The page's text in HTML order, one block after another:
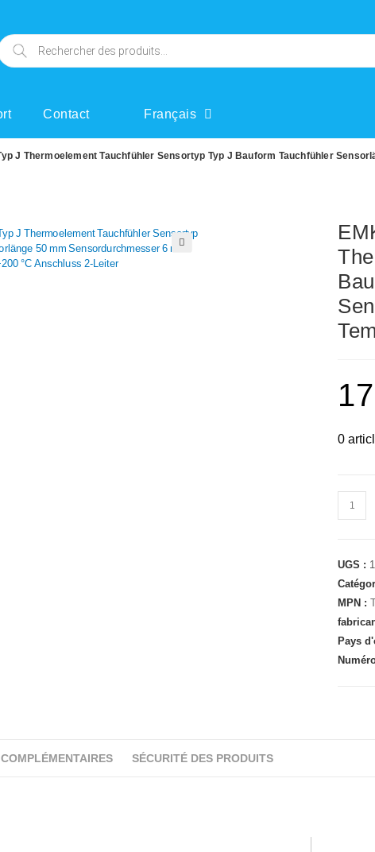
Contact Français
J Thermoelement Tauchfühler Sensortyp Typ J Bauform Tauchfühler
0
UGS :
MPN :
Pays
SÉCURITÉ DES PRODUITS